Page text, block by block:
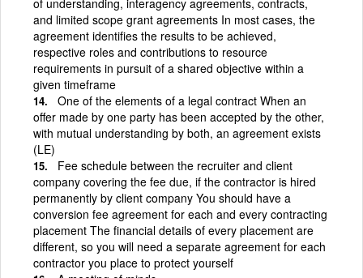
and limited scope grant agreements In most cases, the
agreement identifies the results to be achieved,
respective roles and contributions to resource
requirements in pursuit of a shared objective within a
given timeframe
One of the elements of a legal contract When an
offer made by one party has been accepted by the other,
with mutual understanding by both, an agreement exists
(LE)
Fee schedule between the recruiter and client
company covering the fee due, if the contractor is hired
permanently by client company You should have a
conversion fee agreement for each and every contracting
placement The financial details of every placement are
different, so you will need a separate agreement for each
contractor you place to protect yourself